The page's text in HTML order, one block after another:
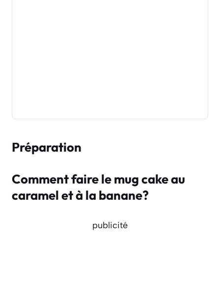
Préparation
Comment faire le mug cake au
caramel et à la banane?
publicité